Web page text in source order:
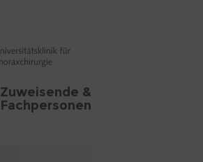
Zuweisende &
Fachpersonen